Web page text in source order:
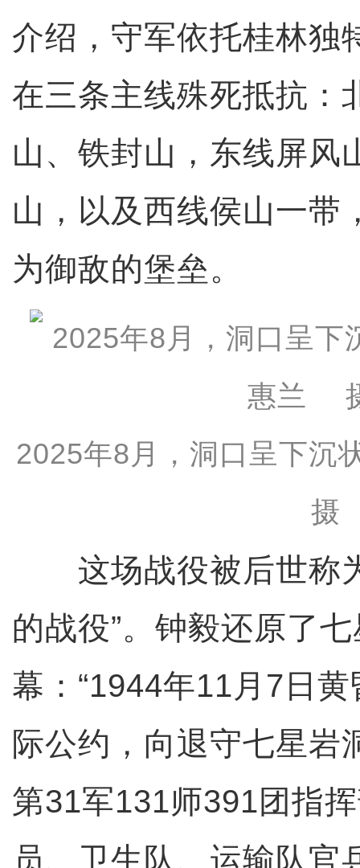
介绍，守军依托桂林独
在三条主线殊死抵抗：
山、铁封山，东线屏风
山，以及西线侯山一带
为御敌的堡垒。
2025年8月，洞口呈下沉
摄
这场战役被后世称
的战役”。钟毅还原了
幕：“1944年11月7日
际公约，向退守七星岩
第31军131师391团指
员、卫生队、运输队官